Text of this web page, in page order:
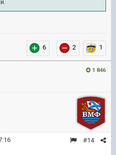
6 2 1
1 846
#14